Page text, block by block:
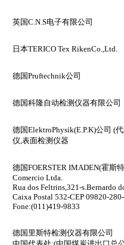
英国C.N.S电子有限公司
日本TERICO Tex RikenCo.,Ltd.
德国Pruftechnik公司
德国科隆自动检测仪器有限公司
德国ElektroPhysik(E.P.K)公司 (
仪,表面检测仪器
德国FOERSTER IMADEN(霍斯
Comercio Ltda.
Rua dos Feltrins,321-s.Bernardo
Caixa Postal 532-CEP 09820-
Fone:(011)419-9833
德国里斯特检测仪器有限公司